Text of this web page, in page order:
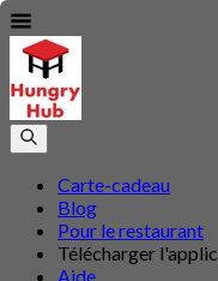
Carte-cadeau
Blog
Pour le restaurant
Télécharger
Aide